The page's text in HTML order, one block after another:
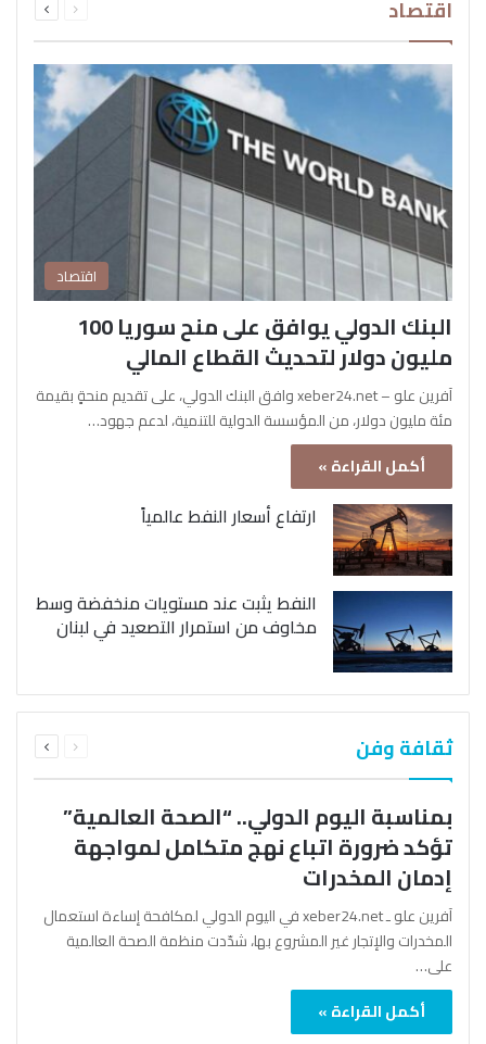
اقتصاد الصفحةالصفحة
اقتصاد
البنك الدولي يوافق على منح سوريا 100
مليون دولار لتحديث القطاع المالي
آفرين علو – xeber24.net وافق البنك الدولي، على تقديم منحةٍ بقيمة
مئة مليون دولار، من المؤسسة الدولية للتنمية، لدعم جهود…
أكمل القراءة »
ارتفاع أسعار النفط عالمياً
النفط يثبت عند مستويات منخفضة وسط
مخاوف من استمرار التصعيد في لبنان
ثقافة وفن الصفحةالصفحة
بمناسبة اليوم الدولي.. “الصحة العالمية”
تؤكد ضرورة اتباع نهج متكامل لمواجهة
إدمان المخدرات
آفرين علو ـ xeber24.net في اليوم الدولي لمكافحة إساءة استعمال
المخدرات والإتجار غير المشروع بها، شدّدت منظمة الصحة العالمية
على…
أكمل القراءة »